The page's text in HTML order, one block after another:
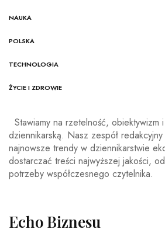
NAUKA
POLSKA
TECHNOLOGIA
ŻYCIE I ZDROWIE
Stawiamy na rzetelność, obiektywizm
dziennikarską. Nasz zespół
najnowsze trendy w dziennikarstwie
dostarczać treści najwyższej jakości,
potrzeby współczesnego czytelnika.
Echo Biznesu